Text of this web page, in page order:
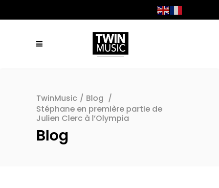
TwinMusic / Blog /
Stéphane en première partie de
Julien Clerc à l’Olympia
Blog